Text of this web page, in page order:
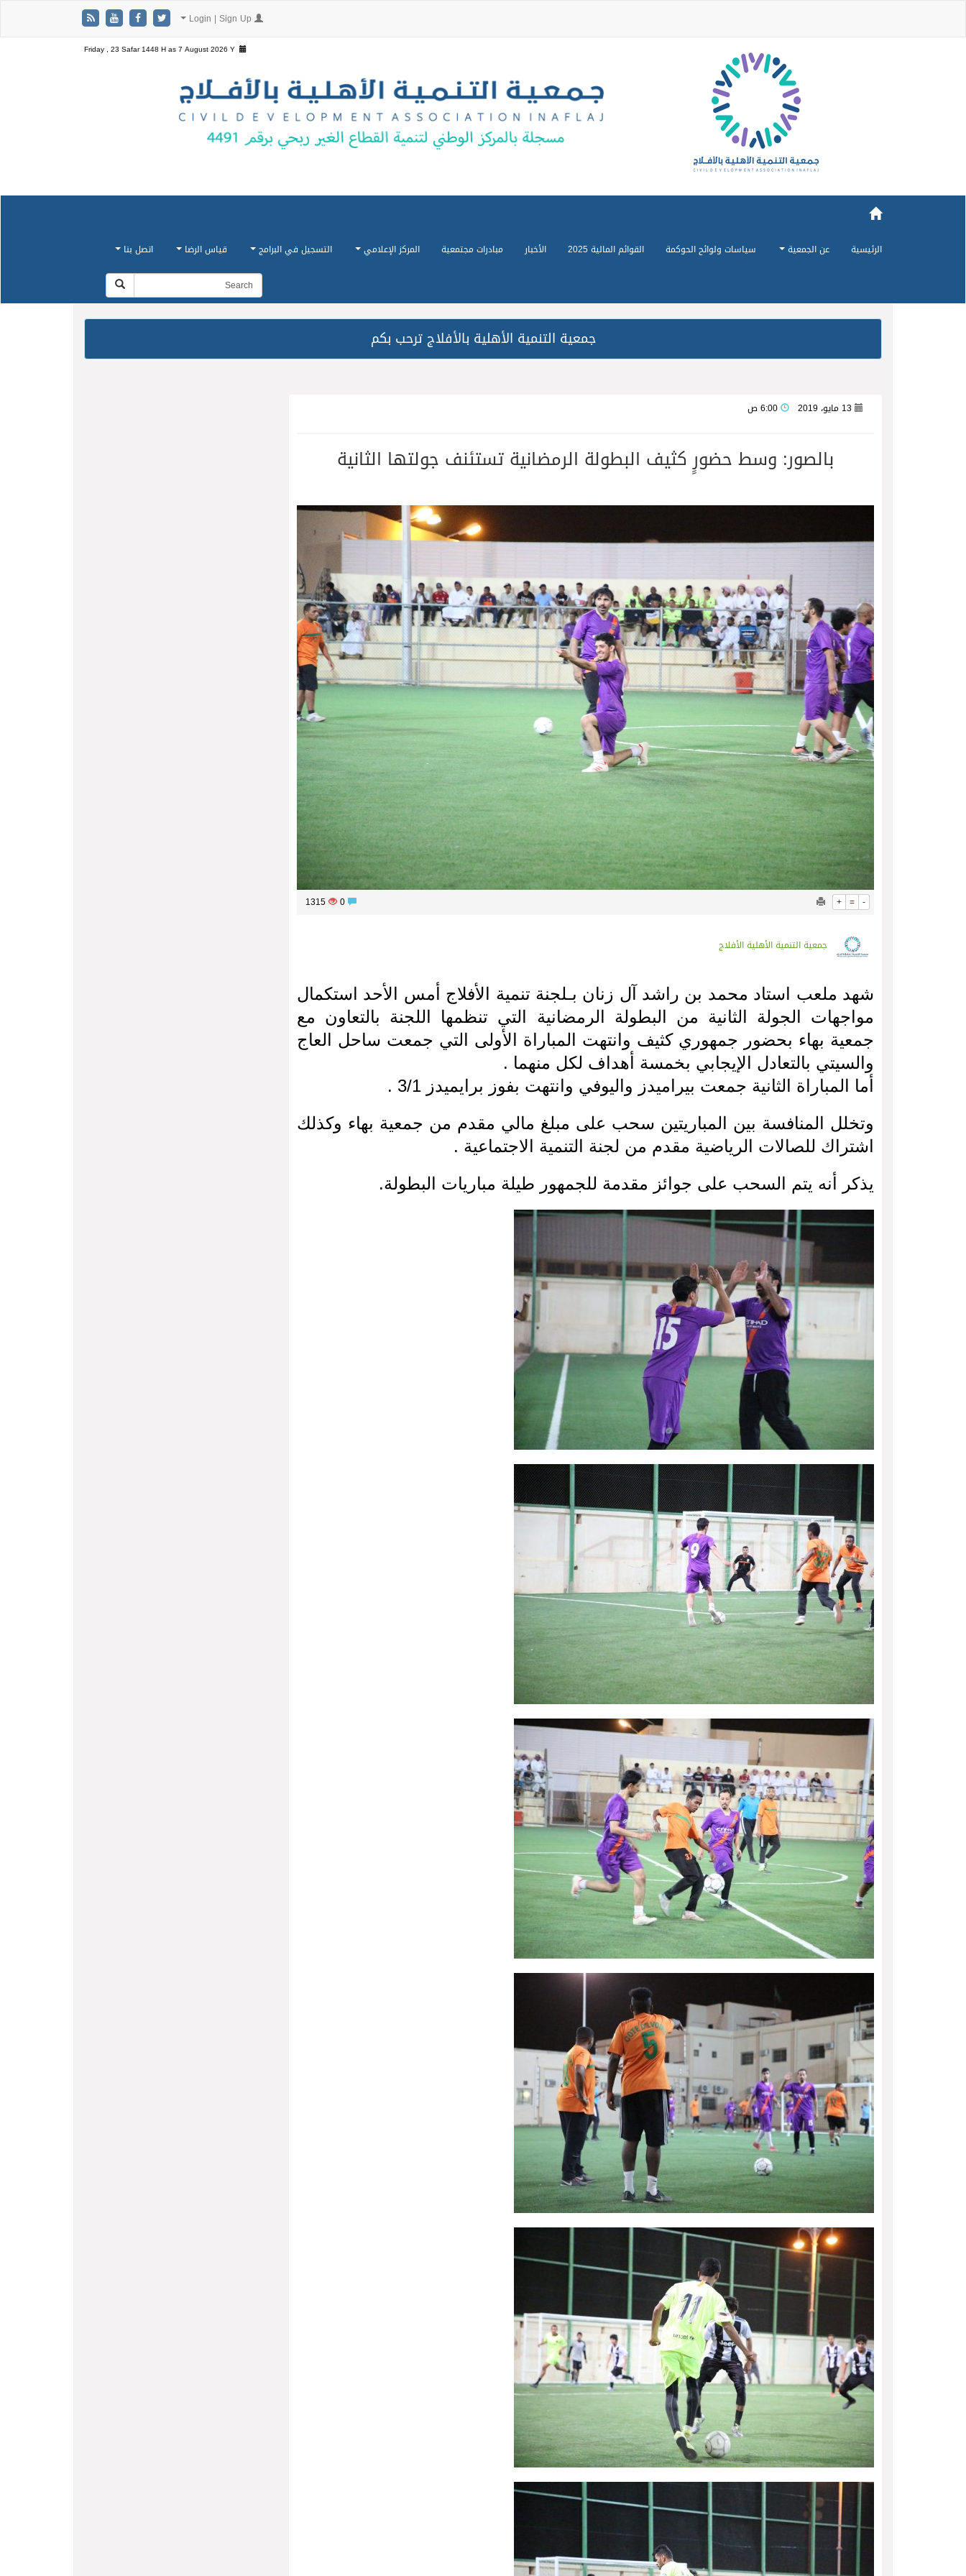
Friday , 23 Safar 1448 H as7 August 2026 Y
الرئيسية عن الجمعية سياسات ولوائح الحوكمة القوائم المالية 2025 الأخبار مبادرات مجتمعية المركز الإعلامي التسجيل في البرامج قياس الرضا اتصل بنا
جمعية التنمية الأهلية بالأفلاج ترحب بكم
13 مايو، 2019
بالصور: وسط حضورٍ كثيف البطولة الرمضانية تستئنف جولتها الثانية
+ = -
1315
جمعية التنمية الأهلية الأفلاج
شهد ملعب استاد محمد بن راشد آل زنان بـلجنة تنمية الأفلاج أمس الأحد استكمال
مواجهات الجولة الثانية من البطولة الرمضانية التي تنظمها اللجنة بالتعاون مع
جمعية بهاء بحضور جمهوري كثيف وانتهت المباراة الأولى التي جمعت ساحل العاج
والسيتي بالتعادل الإيجابي بخمسة أهداف لكل منهما .
أما المباراة الثانية جمعت بيراميدز واليوفي وانتهت بفوز برايميدز 3/1 .
وتخلل المنافسة بين المباريتين سحب على مبلغ مالي مقدم من جمعية بهاء وكذلك
اشتراك للصالات الرياضية مقدم من لجنة التنمية الاجتماعية .
يذكر أنه يتم السحب على جوائز مقدمة للجمهور طيلة مباريات البطولة.